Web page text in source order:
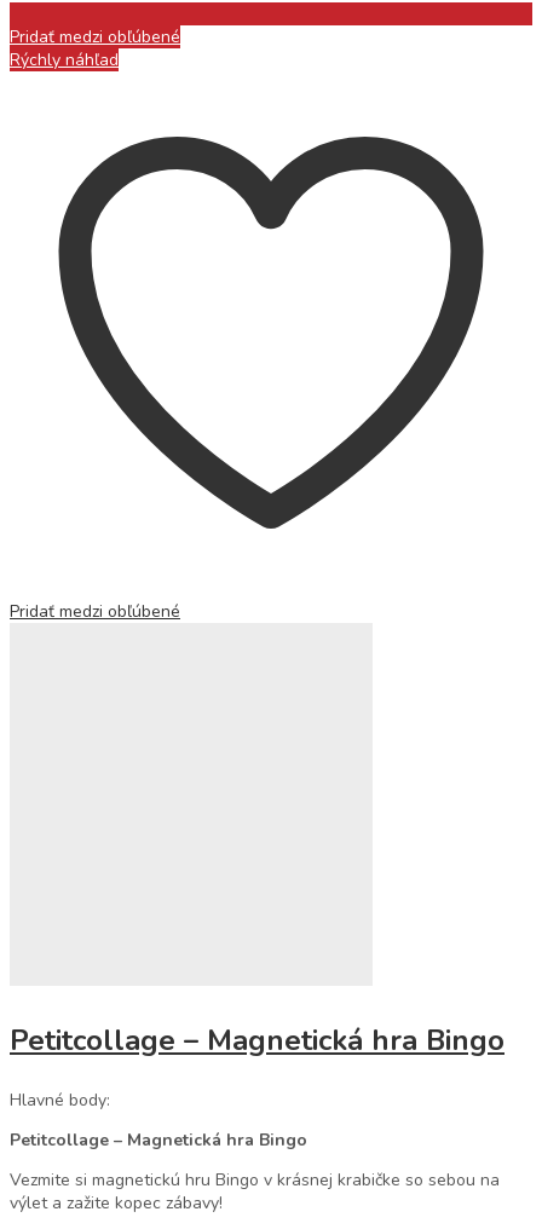
Pridať medzi obľúbené
Rýchly náhľad
Pridať medzi obľúbené
Petitcollage – Magnetická hra Bingo
Hlavné body:
Petitcollage – Magnetická hra Bingo
Vezmite si magnetickú hru Bingo v krásnej krabičke so sebou na
výlet a zažite kopec zábavy!